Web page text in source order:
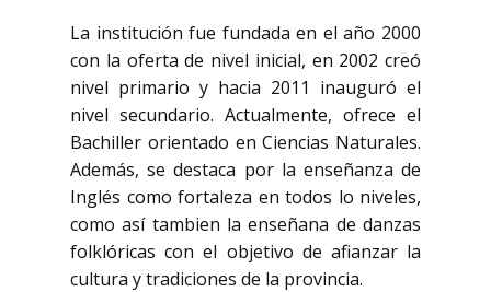
La institución fue fundada en el año 2000
con la oferta de nivel inicial, en 2002 creó
nivel primario y hacia 2011 inauguró el
nivel secundario. Actualmente, ofrece el
Bachiller orientado en Ciencias Naturales.
Además, se destaca por la enseñanza de
Inglés como fortaleza en todos lo niveles,
como así tambien la enseñana de danzas
folklóricas con el objetivo de afianzar la
cultura y tradiciones de la provincia.